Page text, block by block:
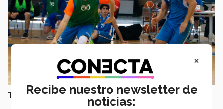
TAMBIÉN TE PUEDE INTERESAR LEER:
×
Recibe nuestro newsletter de
noticias: